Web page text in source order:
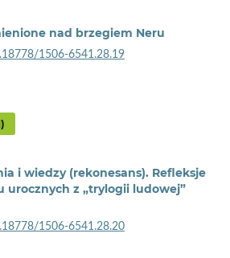
nad brzegiem Neru
1506-6541.28.19
i wiedzy (rekonesans). Refleksje
urocznych z „trylogii ludowej”
1506-6541.28.20